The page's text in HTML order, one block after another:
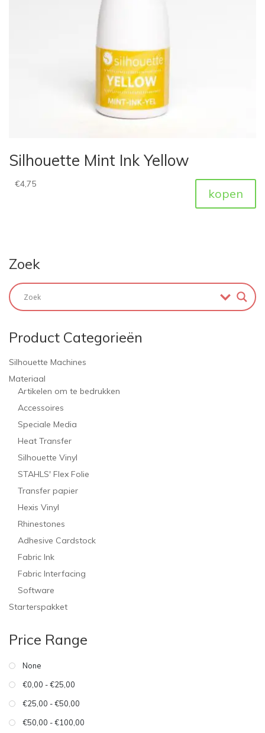
Silhouette Mint Ink Yellow
€4,75
kopen
Zoek
Product Categorieën
Silhouette Machines
Materiaal
Artikelen om te bedrukken
Accessoires
Speciale Media
Heat Transfer
Silhouette Vinyl
STAHLS' Flex Folie
Transfer papier
Hexis Vinyl
Rhinestones
Adhesive Cardstock
Fabric Ink
Fabric Interfacing
Software
Starterspakket
Price Range
None
€0,00 - €25,00
€25,00 - €50,00
€50,00 - €100,00